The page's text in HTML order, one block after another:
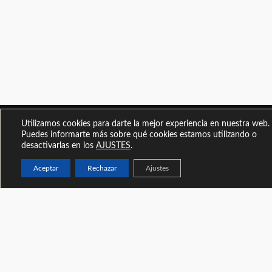
Ven a vernos
Universidad de Zaragoza
Facultad de Economía y Empresa
Utilizamos cookies para darte la mejor experiencia en nuestra web.
Puedes informarte más sobre qué cookies estamos utilizando o
desactivarlas en los AJUSTES.
Aceptar Rechazar Ajustes